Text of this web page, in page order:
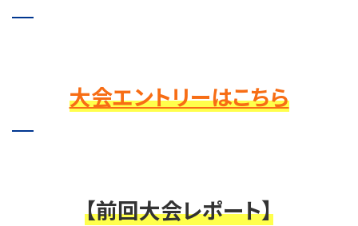
大会エントリーはこちら
【前回大会レポート】